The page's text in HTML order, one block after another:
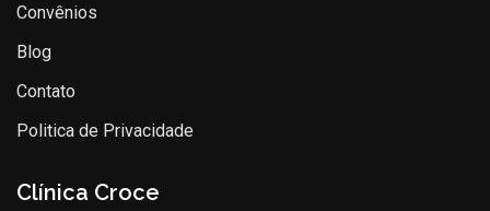
Convênios
Blog
Contato
Politica de Privacidade
Clínica Croce